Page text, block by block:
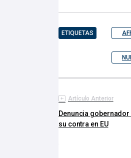
ETIQUETAS
Artículo Anterior
Denuncia
su contra en EU